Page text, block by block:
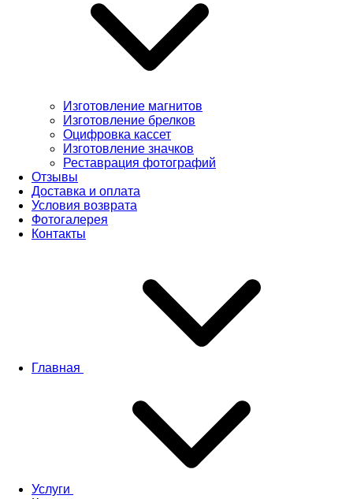
Изготовление магнитов
Изготовление брелков
Оцифровка кассет
Изготовление значков
Реставрация фотографий
Отзывы
Доставка и оплата
Условия возврата
Фотогалерея
Контакты
Главная
Услуги